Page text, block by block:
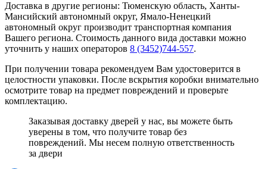
Доставка в другие регионы: Тюменскую область, Ханты-
Мансийский автономный округ, Ямало-Ненецкий
автономный округ производит транспортная компания
Вашего региона. Стоимость данного вида доставки можно
уточнить у наших операторов 8 (3452)744-557.
При получении товара рекомендуем Вам удостоверится в
целостности упаковки. После вскрытия коробки внимательно
осмотрите товар на предмет повреждений и проверьте
комплектацию.
Заказывая доставку дверей у нас, вы можете быть
уверены в том, что получите товар без
повреждений. Мы несем полную ответственность
за двери